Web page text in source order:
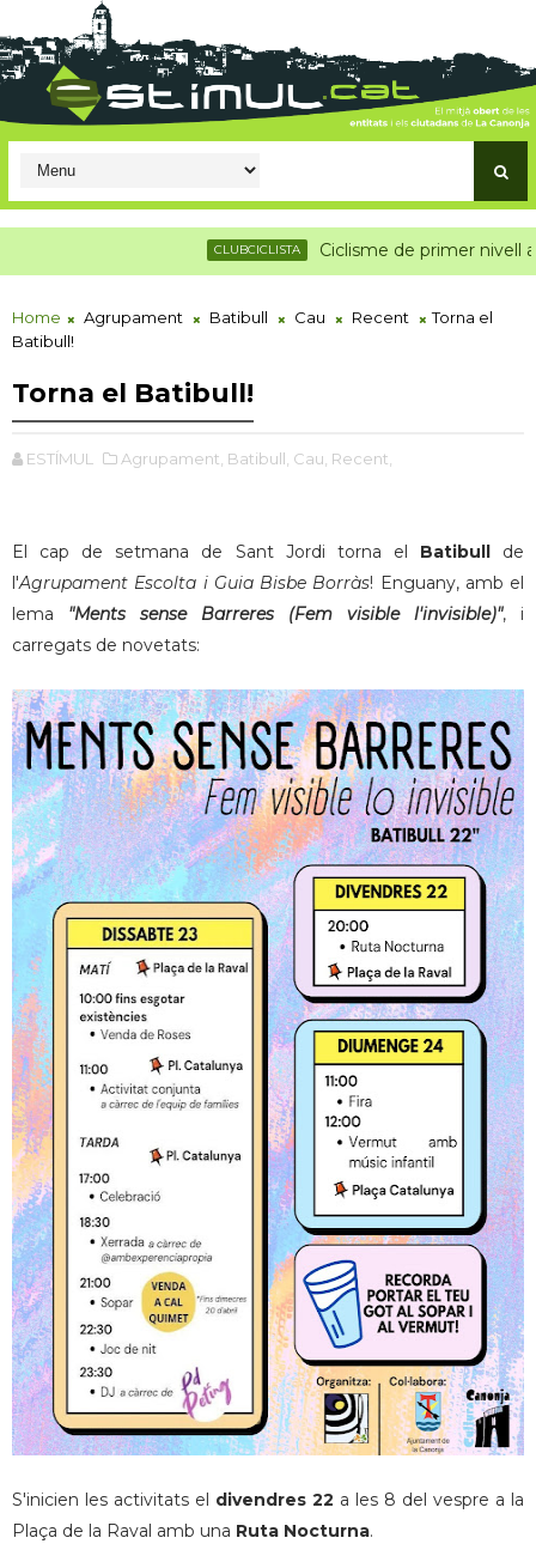
CLUBCICLISTA Ciclisme de primer nivell a la
Home Agrupament Batibull Cau Recent
Torna el
Batibull!
Torna el Batibull!
ESTÍMUL Agrupament, Batibull, Cau, Recent,
El cap de setmana de Sant Jordi torna el Batibull de
l'Agrupament Escolta i Guia Bisbe Borràs! Enguany, amb el
lema "Ments sense Barreres (Fem visible l'invisible)", i
carregats de novetats:
S'inicien les activitats el divendres 22 a les 8 del vespre a la
Plaça de la Raval amb una Ruta Nocturna.